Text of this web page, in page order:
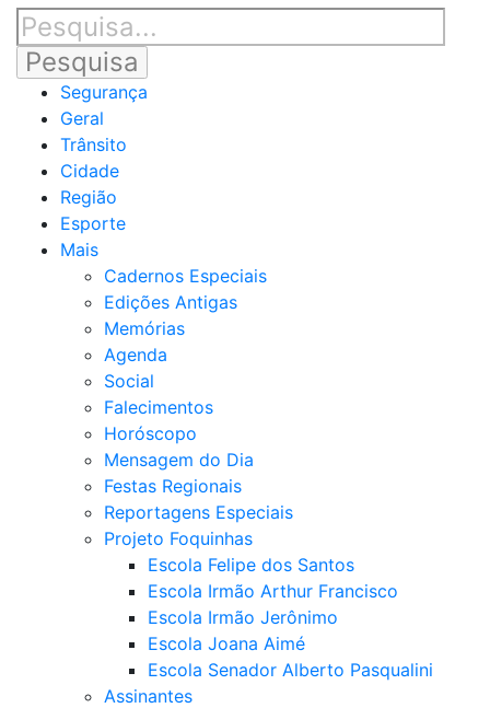
Segurança
Geral
Trânsito
Cidade
Região
Esporte
Mais
Cadernos Especiais
Edições Antigas
Memórias
Agenda
Social
Falecimentos
Horóscopo
Mensagem do Dia
Festas Regionais
Reportagens Especiais
Projeto Foquinhas
Escola Felipe dos Santos
Escola Irmão Arthur Francisco
Escola Irmão Jerônimo
Escola Joana Aimé
Escola Senador Alberto Pasqualini
Assinantes